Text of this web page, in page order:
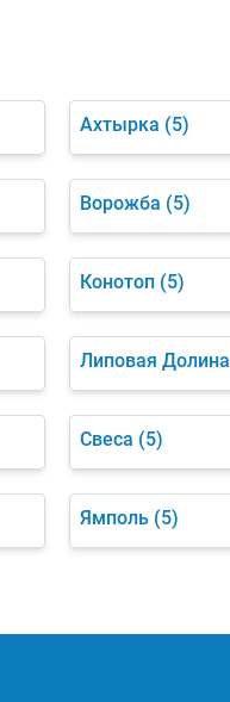
Ахтырка (5)
Ворожба (5)
Конотоп (5)
Липовая Долина
Свеса (5)
Ямполь (5)